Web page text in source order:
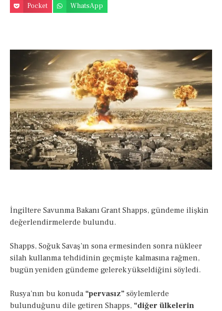
Pocket
WhatsApp
İngiltere Savunma Bakanı Grant Shapps, gündeme ilişkin
değerlendirmelerde bulundu.
Shapps, Soğuk Savaş’ın sona ermesinden sonra nükleer
silah kullanma tehdidinin geçmişte kalmasına rağmen,
bugün yeniden gündeme gelerek yükseldiğini söyledi.
Rusya’nın bu konuda “pervasız” söylemlerde
bulunduğunu dile getiren Shapps, “diğer ülkelerin